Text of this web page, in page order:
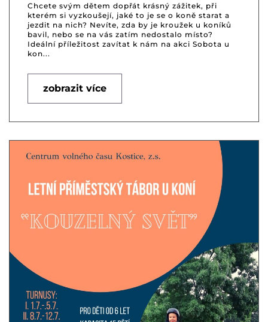
Chcete svým dětem dopřát krásný zážitek, při
kterém si vyzkoušejí, jaké to je se o koně starat a
jezdit na nich? Nevíte, zda by je kroužek u koníků
bavil, nebo se na vás zatím nedostalo místo?
Ideální příležitost zavítat k nám na akci Sobota u
kon...
zobrazit více